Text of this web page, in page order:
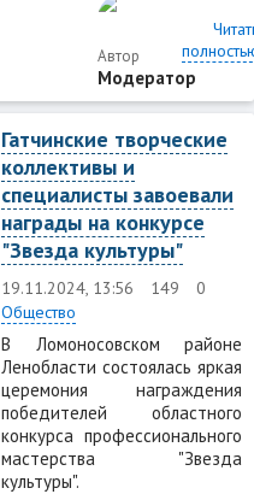
Автор
Модератор
Гатчинские творческие
коллективы и
специалисты завоевали
награды на конкурсе
"Звезда культуры"
19.11.2024, 13:56 149
0
Общество
В Ломоносовском районе
Ленобласти состоялась яркая
церемония награждения
победителей областного
конкурса профессионального
мастерства "Звезда
культуры".